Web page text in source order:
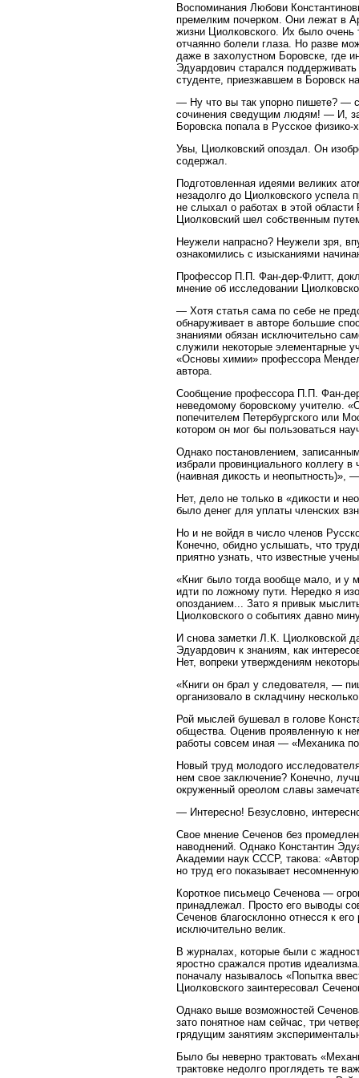
Воспоминания Любови
премелким почерком. Они лежат в
жизни Циолковского. Их было очень
отчаянно болели глаза. Но разве
даже в захолустном Боровске, где
Эдуардович старался
студенте, приезжавшем в Боровск
— Ну что вы так упорно пишете? —
сочинения сведущим людям! — И,
Боровска попала в Русское
Увы, Циолковский опоздал. Он
содержал.
Подготовленная идеями великих
незадолго до Циолковского успела
не слыхал о работах в этой
Циолковский шел собственным
Неужели напрасно? Неужели зря,
ознакомились с изысканиями
Профессор П.П. Фан-дер-Флитт,
мнение об исследовании
— Хотя статья сама по себе не
обнаруживает в авторе большие
знаниями обязан исключительно
служили некоторые элементарные
«Основы химии» профессора
автора.
Сообщение профессора П.П. Фан-
неведомому боровскому учителю.
попечителем Петербургского или
котором он мог бы пользоваться
Однако постановлением,
избрали провинциального коллегу
(наивная дикость и неопытность)»,
Нет, дело не только в «дикости и
было денег для уплаты членских
Но и не войдя в число членов
Конечно, обидно услышать, что
приятно узнать, что известные
«Книг было тогда вообще мало, и у
идти по ложному пути. Нередко я
опозданием... Зато я привык
Циолковского о событиях давно
И снова заметки Л.К. Циолковской
Эдуардович к знаниям, как
Нет, вопреки утверждениям
«Книги он брал у следователя, —
организовало в складчину
Рой мыслей бушевал в голове
общества. Оценив проявленную к
работы совсем иная — «Механика
Новый труд молодого
нем свое заключение? Конечно,
окруженный ореолом славы
— Интересно! Безусловно,
Свое мнение Сеченов без
наводнений. Однако Константин
Академии наук СССР, такова:
но труд его показывает
Короткое письмецо Сеченова —
принадлежал. Просто его выводы
Сеченов благосклонно отнесся к
исключительно велик.
В журналах, которые были с
яростно сражался против
поначалу называлось «Попытка
Циолковского заинтересовал
Однако выше возможностей
зато понятное нам сейчас, три
грядущим занятиям
Было бы неверно трактовать
трактовке недолго проглядеть те